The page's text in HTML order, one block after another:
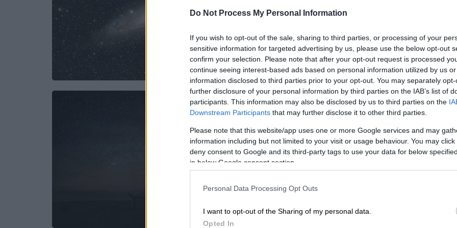
Do Not Process My Personal Information
If you wish to opt-out of the sale, sharing to third parties, or processing of your
sensitive information for targeted advertising by us, please use the below opt-out
confirm your selection. Please note that after your opt-out request is processed
continue seeing interest-based ads based on personal information utilized by us
information disclosed to third parties prior to your opt-out. You may separately
further disclosure of your personal information by third parties on the IAB’s list of
participants. This information may also be disclosed by us to third parties on the
Downstream Participants that may further disclose it to other third parties.
Please note that this website/app uses one or more Google services and may
information including but not limited to your visit or usage behaviour. You may
deny consent to Google and its third-party tags to use your data for below
in below Google consent section.
Personal Data Processing Opt Outs
I want to opt-out of the Sharing of my personal data.
Opted In
αρχαίο σύμπαν
Μια πρωτοφανής ανακάλυψη στα
πλαίσια της «κοσμικής αρχαιολογίας»
Κόσμος|31.12.2025 19:32
Οι πανσέληνοι, οι εκλείψεις και οι
βροχές μετεωριτών του 2026 - Το
ημερολόγιο για τους παρατηρητές
των άστρων
μετεώρων και πλανήτες προς